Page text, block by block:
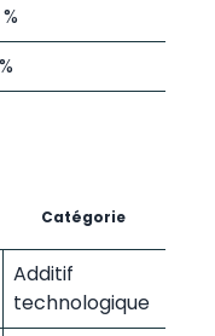
Catégorie
Additif
technologique